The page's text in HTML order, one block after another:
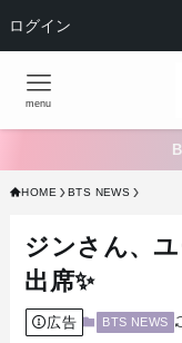
ログイン
menu
HOME BTS NEWS
ジンさん、
出席✨
広告 BTS NEWS